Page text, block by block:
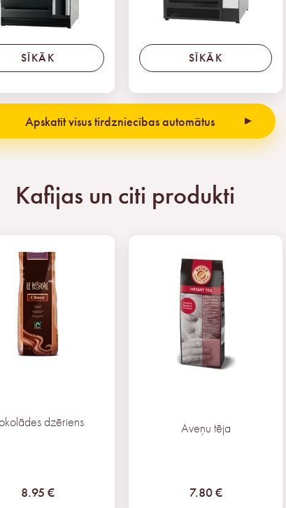
SĪKĀK SĪKĀK
Apskatīt visus tirdzniecības automātus
Kafijas un citi produkti
dzēriens
8.95 €
Aveņu tēja
7.80 €